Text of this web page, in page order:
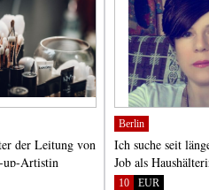
der Leitung von
up-Artistin
Berlin
Ich suche seit
Job als
mit Unterkunft....
10 EUR